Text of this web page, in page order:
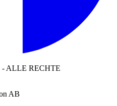
ALLE RECHTE
AB